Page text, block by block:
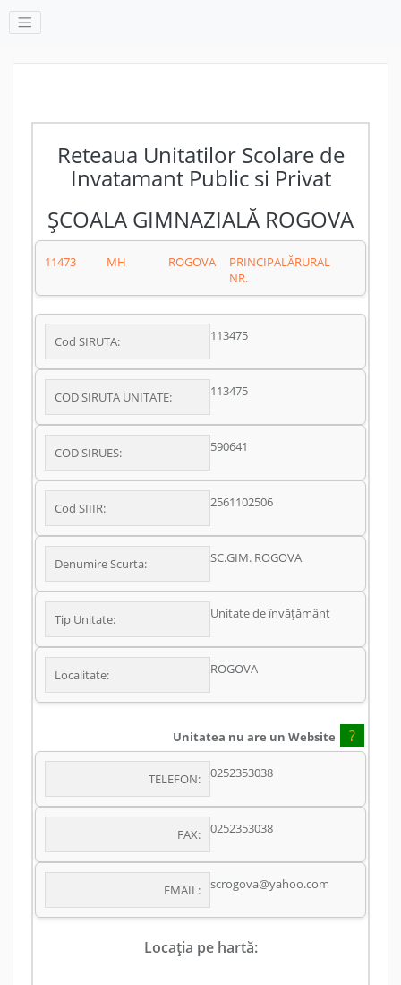
Reteaua Unitatilor Scolare de
Invatamant Public si Privat
ŞCOALA GIMNAZIALĂ ROGOVA
11473 MH ROGOVA
PRINCIPALĂ
NR.
RURAL
Cod SIRUTA: 113475
COD SIRUTA UNITATE: 113475
COD SIRUES: 590641
Cod SIIIR: 2561102506
Denumire Scurta: SC.GIM. ROGOVA
Tip Unitate: Unitate de învățământ
Localitate: ROGOVA
Unitatea nu are un Website ?
TELEFON: 0252353038
FAX: 0252353038
EMAIL: scrogova@yahoo.com
Locația pe hartă: